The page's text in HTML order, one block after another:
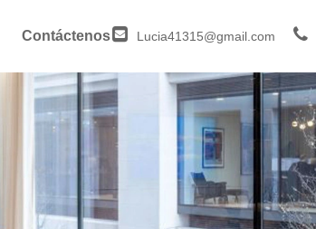
Contáctenos Lucia41315@gmail.com